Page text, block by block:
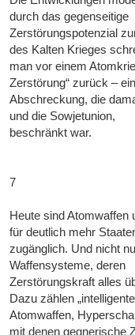
durch das gegenseitige
Zerstörungspotenzial
des Kalten Krieges
man vor einem
Zerstörung“ zurück –
Abschreckung, die
und die Sowjetunion,
beschränkt war.
7
Heute sind Atomwaffen
für deutlich mehr
zugänglich. Und nicht
Waffensysteme, deren
Zerstörungskraft alles
Dazu zählen
Atomwaffen,
mit denen gegnerische